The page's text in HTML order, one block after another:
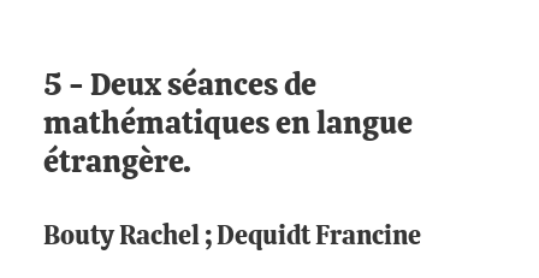
5 - Deux séances de
mathématiques en langue
étrangère.
Bouty Rachel ; Dequidt Francine